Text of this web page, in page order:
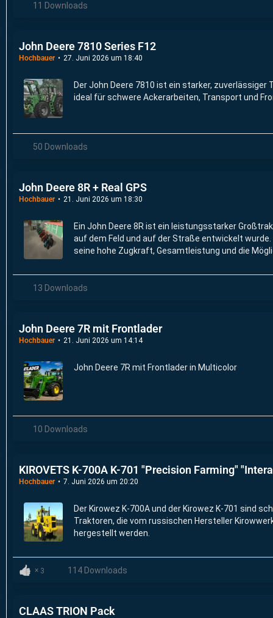
11 Downloads
John Deere 7810 Series F12
Hochbauer 27. Juni 2026 um 18:40
Der John Deere 7810 ist ein starker, zuverlässiger
ideal für schwere Ackerarbeiten, Transport und
50 Downloads
John Deere 8R + Real GPS
Hochbauer 21. Juni 2026 um 18:30
Ein John Deere 8R ist ein leistungsstarker
auf dem Feld und auf der Straße entwickelt
seine hohe Zugkraft, Gesamtleistung und die
13 Downloads
John Deere 7R mit Frontlader
Hochbauer 21. Juni 2026 um 14:14
John Deere 7R mit Frontlader in Multicolor
10 Downloads
KIROVETS K-700A K-701 "Precision Farming"
Hochbauer 7. Juni 2026 um 20:20
Der Kirowez K-700A und der Kirowez K-701 sind
Traktoren, die vom russischen Hersteller
hergestellt werden.
3 114 Downloads
CLAAS TRION Pack